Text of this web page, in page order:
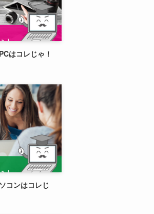
はコレじゃ！
コンはコレじ